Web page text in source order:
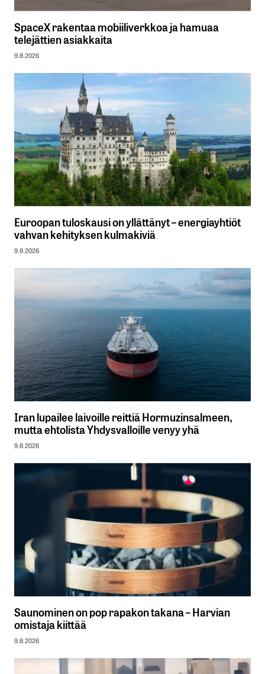
SpaceX rakentaa mobiiliverkkoa ja hamuaa
telejättien asiakkaita
9.8.2026
Euroopan tuloskausi on yllättänyt – energiayhtiöt
vahvan kehityksen kulmakiviä
9.8.2026
Iran lupailee laivoille reittiä Hormuzinsalmeen,
mutta ehtolista Yhdysvalloille venyy yhä
9.8.2026
Saunominen on pop rapakon takana – Harvian
omistaja kiittää
9.8.2026